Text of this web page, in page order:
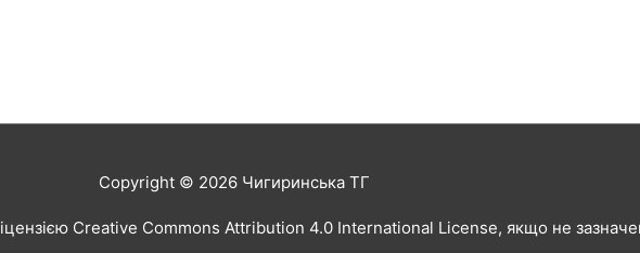
Copyright © 2026 Чигиринська ТГ
Creative Commons Attribution 4.0 International License, якщо не